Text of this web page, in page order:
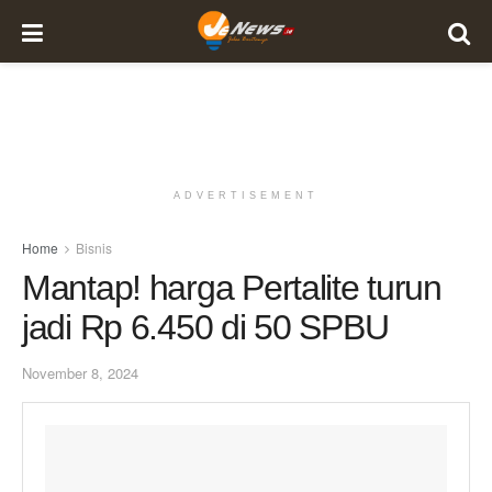
ADVERTISEMENT
Home Bisnis
Mantap! harga Pertalite turun
jadi Rp 6.450 di 50 SPBU
November 8, 2024